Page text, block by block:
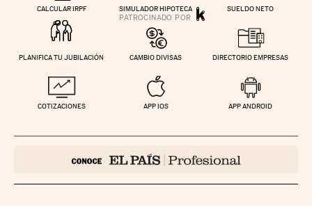
CALCULAR IRPF SIMULADOR HIPOTECA SUELDO NETO
PLANIFICA TU JUBILACIÓN CAMBIO DIVISAS DIRECTORIO EMPRESAS
COTIZACIONES APP IOS APP ANDROID